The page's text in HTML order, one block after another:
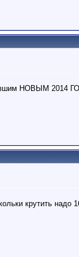
НОВЫМ 2014
крутить надо